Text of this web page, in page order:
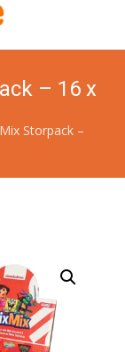
– 16 x
Storpack –